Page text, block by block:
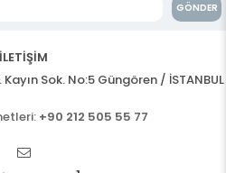
GÖNDER
İLETİŞİM
Sok. No:5 Güngören / İSTANBUL
+90 212 505 55 77